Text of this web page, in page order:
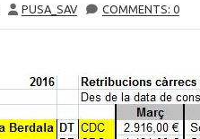
AUTHOR
PUSA_SAV COMMENTS: 0